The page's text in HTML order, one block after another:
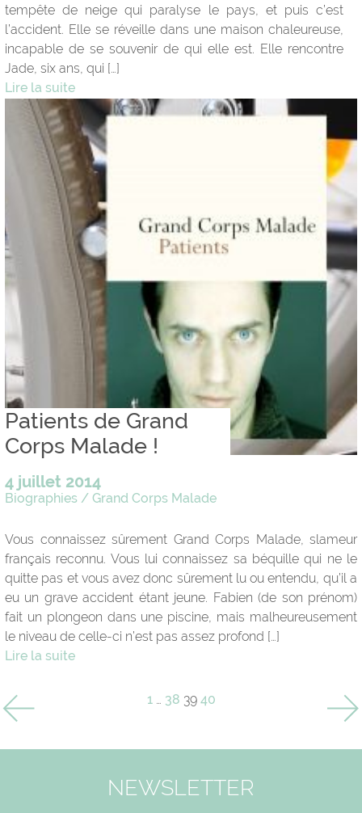
tempête de neige qui paralyse le pays, et puis c’est
l’accident. Elle se réveille dans une maison chaleureuse,
incapable de se souvenir de qui elle est. Elle rencontre
Jade, six ans, qui […]
Lire la suite
Patients de Grand
Corps Malade !
4 juillet 2014
Biographies / Grand Corps Malade
Vous connaissez sûrement Grand Corps Malade, slameur
français reconnu. Vous lui connaissez sa béquille qui ne le
quitte pas et vous avez donc sûrement lu ou entendu, qu’il a
eu un grave accident étant jeune. Fabien (de son prénom)
fait un plongeon dans une piscine, mais malheureusement
le niveau de celle-ci n’est pas assez profond […]
Lire la suite
1 … 38 39 40
NEWSLETTER